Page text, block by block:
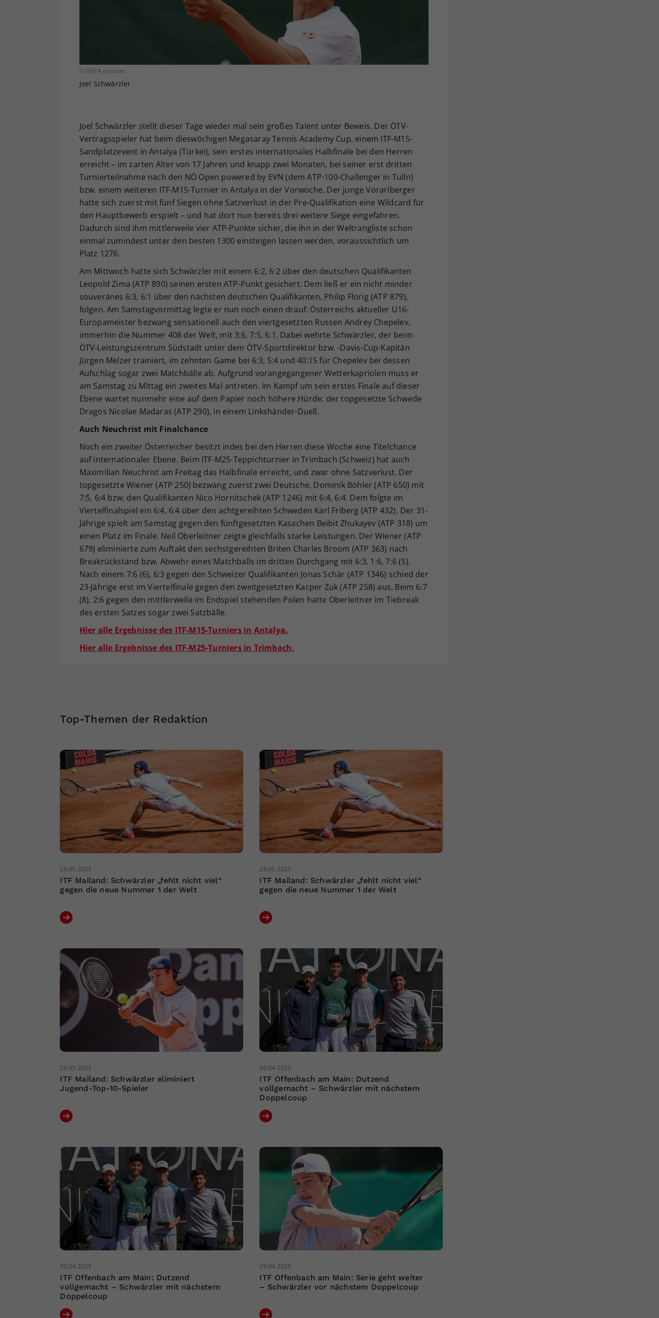
© GEPA pictures
Joel Schwärzler
Joel Schwärzler stellt dieser Tage wieder mal sein großes Talent unter Beweis. Der ÖTV-
Vertragsspieler hat beim dieswöchigen Megasaray Tennis Academy Cup, einem ITF-M15-
Sandplatzevent in Antalya (Türkei), sein erstes internationales Halbfinale bei den Herren
erreicht – im zarten Alter von 17 Jahren und knapp zwei Monaten, bei seiner erst dritten
Turnierteilnahme nach den NÖ Open powered by EVN (dem ATP-100-Challenger in Tulln)
bzw. einem weiteren ITF-M15-Turnier in Antalya in der Vorwoche. Der junge Vorarlberger
hatte sich zuerst mit fünf Siegen ohne Satzverlust in der Pre-Qualifikation eine Wildcard für
den Hauptbewerb erspielt – und hat dort nun bereits drei weitere Siege eingefahren.
Dadurch sind ihm mittlerweile vier ATP-Punkte sicher, die ihn in der Weltrangliste schon
einmal zumindest unter den besten 1300 einsteigen lassen werden, voraussichtlich um
Platz 1276.
Am Mittwoch hatte sich Schwärzler mit einem 6:2, 6:2 über den deutschen Qualifikanten
Leopold Zima (ATP 890) seinen ersten ATP-Punkt gesichert. Dem ließ er ein nicht minder
souveränes 6:3, 6:1 über den nächsten deutschen Qualifikanten, Philip Florig (ATP 879),
folgen. Am Samstagvormittag legte er nun noch einen drauf: Österreichs aktueller U16-
Europameister bezwang sensationell auch den viertgesetzten Russen Andrey Chepelev,
immerhin die Nummer 408 der Welt, mit 3:6, 7:5, 6:1. Dabei wehrte Schwärzler, der beim
ÖTV-Leistungszentrum Südstadt unter dem ÖTV-Sportdirektor bzw. -Davis-Cup-Kapitän
Jürgen Melzer trainiert, im zehnten Game bei 6:3, 5:4 und 40:15 für Chepelev bei dessen
Aufschlag sogar zwei Matchbälle ab. Aufgrund vorangegangener Wetterkapriolen muss er
am Samstag zu Mittag ein zweites Mal antreten. Im Kampf um sein erstes Finale auf dieser
Ebene wartet nunmehr eine auf dem Papier noch höhere Hürde: der topgesetzte Schwede
Dragos Nicolae Madaras (ATP 290), in einem Linkshänder-Duell.
Auch Neuchrist mit Finalchance
Noch ein zweiter Österreicher besitzt indes bei den Herren diese Woche eine Titelchance
auf internationaler Ebene. Beim ITF-M25-Teppichturnier in Trimbach (Schweiz) hat auch
Maximilian Neuchrist am Freitag das Halbfinale erreicht, und zwar ohne Satzverlust. Der
topgesetzte Wiener (ATP 250) bezwang zuerst zwei Deutsche, Dominik Böhler (ATP 650) mit
7:5, 6:4 bzw. den Qualifikanten Nico Hornitschek (ATP 1246) mit 6:4, 6:4. Dem folgte im
Viertelfinalspiel ein 6:4, 6:4 über den achtgereihten Schweden Karl Friberg (ATP 432). Der 31-
Jährige spielt am Samstag gegen den fünftgesetzten Kasachen Beibit Zhukayev (ATP 318) um
einen Platz im Finale. Neil Oberleitner zeigte gleichfalls starke Leistungen. Der Wiener (ATP
679) eliminierte zum Auftakt den sechstgereihten Briten Charles Broom (ATP 363) nach
Breakrückstand bzw. Abwehr eines Matchballs im dritten Durchgang mit 6:3, 1:6, 7:6 (5).
Nach einem 7:6 (6), 6:3 gegen den Schweizer Qualifikanten Jonas Schär (ATP 1346) schied der
23-Jährige erst im Viertelfinale gegen den zweitgesetzten Kacper Zuk (ATP 258) aus. Beim 6:7
(8), 2:6 gegen den mittlerweile im Endspiel stehenden Polen hatte Oberleitner im Tiebreak
des ersten Satzes sogar zwei Satzbälle.
Hier alle Ergebnisse des ITF-M15-Turniers in Antalya.
Hier alle Ergebnisse des ITF-M25-Turniers in Trimbach.
Top-Themen der Redaktion
28.05.2023
ITF Mailand: Schwärzler „fehlt nicht viel“
gegen die neue Nummer 1 der Welt
28.05.2023
ITF Mailand: Schwärzler „fehlt nicht viel“
gegen die neue Nummer 1 der Welt
26.05.2023
ITF Mailand: Schwärzler eliminiert
Jugend-Top-10-Spieler
30.04.2023
ITF Offenbach am Main: Dutzend
vollgemacht – Schwärzler mit nächstem
Doppelcoup
30.04.2023
ITF Offenbach am Main: Dutzend
vollgemacht – Schwärzler mit nächstem
Doppelcoup
29.04.2023
ITF Offenbach am Main: Serie geht weiter
– Schwärzler vor nächstem Doppelcoup
Ihrer vorgenommen Einstellungen, falls der
Webseiten-Betreiber dies eingestellt hat.